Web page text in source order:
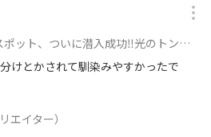
ついに潜入成功‼️光のトンネルに吸い込まれに行こう✨に参加
けとかされて馴染みやすかったで
リエイター）